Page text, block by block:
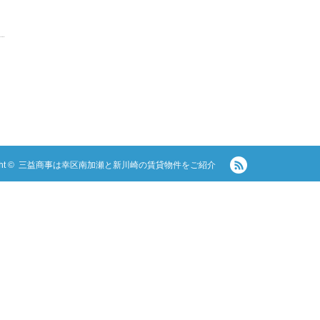
© 三益商事は幸区南加瀬と新川崎の賃貸物件をご紹介